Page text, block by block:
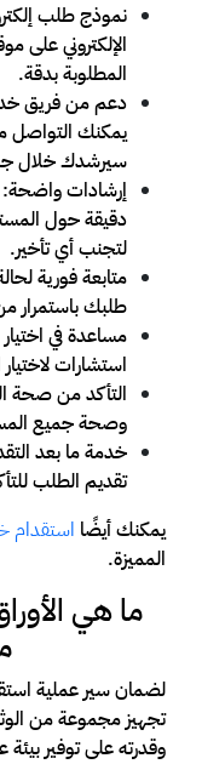
نموذج طلب
الإلكتروني على
المطلوبة بدقة.
دعم من فريق
يمكنك التواصل
سيرشدك خلال
إرشادات واضحة:
دقيقة حول
لتجنب أي تأخير.
متابعة فورية
طلبك باستمرار
مساعدة في
استشارات
التأكد من صحة
وصحة جميع
خدمة ما بعد
تقديم الطلب
يمكنك أيضًا استقدام
المميزة.
ما هي
لضمان سير عملية
تجهيز مجموعة من
وقدرته على توفير